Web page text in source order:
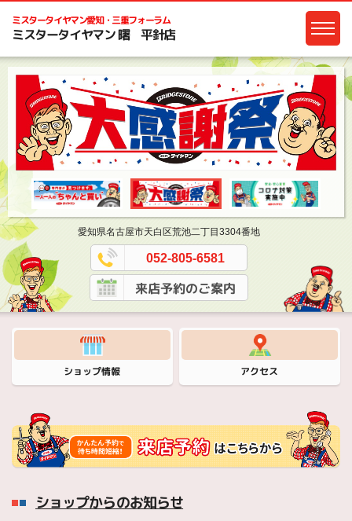
ミスタータイヤマン愛知・三重フォーラム
ミスタータイヤマン 曙 平針店
愛知県名古屋市天白区荒池二丁目3304番地
052-805-6581
来店予約のご案内
ショップ情報 アクセス
ショップからのお知らせ